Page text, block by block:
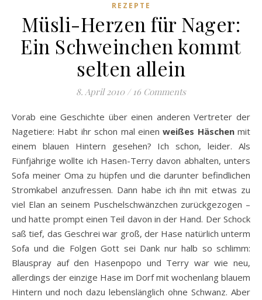
REZEPTE
Müsli-Herzen für Nager:
Ein Schweinchen kommt
selten allein
8. April 2010 / 16 Comments
Vorab eine Geschichte über einen anderen Vertreter der
Nagetiere: Habt ihr schon mal einenweißes Häschenmit
einem blauen Hintern gesehen? Ich schon, leider. Als
Fünfjährige wollte ich Hasen-Terry davon abhalten, unters
Sofa meiner Oma zu hüpfen und die darunter befindlichen
Stromkabel anzufressen. Dann habe ich ihn mit etwas zu
viel Elan an seinem Puschelschwänzchen zurückgezogen –
und hatte prompt einen Teil davon in der Hand. Der Schock
saß tief, das Geschrei war groß, der Hase natürlich unterm
Sofa und die Folgen Gott sei Dank nur halb so schlimm:
Blauspray auf den Hasenpopo und Terry war wie neu,
allerdings der einzige Hase im Dorf mit wochenlang blauem
Hintern und noch dazu lebenslänglich ohne Schwanz. Aber